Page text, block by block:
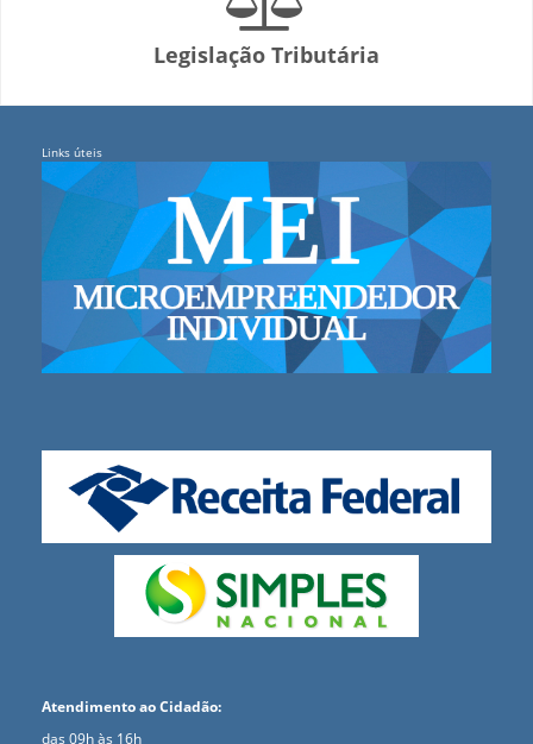
Legislação Tributária
Links úteis
Atendimento ao Cidadão:
das 09h às 16h